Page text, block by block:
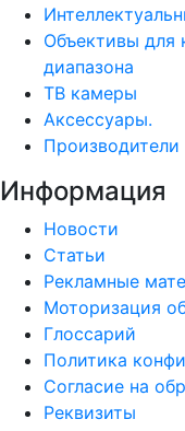
Объективы для
диапазона
ТВ камеры
Аксессуары.
Производители
Информация
Новости
Статьи
Рекламные
Моторизация
Глоссарий
Политика
Согласие на
Реквизиты